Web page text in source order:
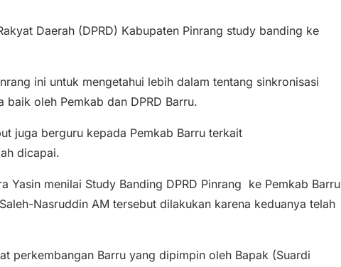
Daerah (DPRD) Kabupaten Pinrang study banding ke
ini untuk mengetahui lebih dalam tentang sinkronisasi
oleh Pemkab dan DPRD Barru.
juga berguru kepada Pemkab Barru terkait
dicapai.
Yasin menilai Study Banding DPRD Pinrang ke Pemkab Barru
Nasruddin AM tersebut dilakukan karena keduanya telah
perkembangan Barru yang dipimpin oleh Bapak (Suardi